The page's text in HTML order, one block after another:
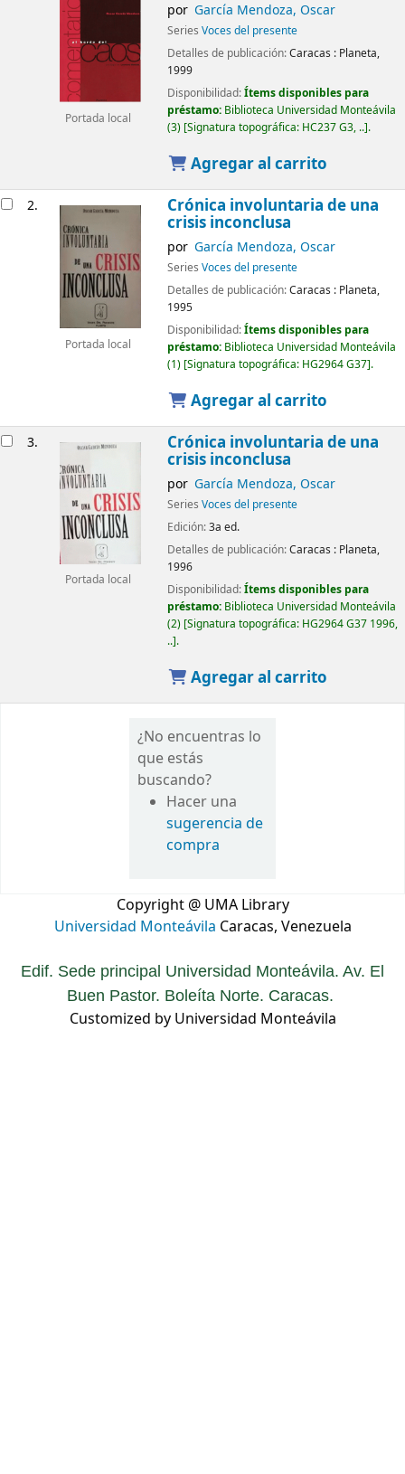
Portada local
por García Mendoza, Oscar
Series Voces del presente
Detalles de publicación:Caracas : Planeta,
1999
Disponibilidad:Ítems disponibles para
préstamo: Biblioteca Universidad Monteávila
(3) Signatura topográfica: HC237 G3, .. .
Agregar al carrito
2.
Portada local
Crónica involuntaria de una
crisis inconclusa
por García Mendoza, Oscar
Series Voces del presente
Detalles de publicación:Caracas : Planeta,
1995
Disponibilidad:Ítems disponibles para
préstamo: Biblioteca Universidad Monteávila
(1) Signatura topográfica: HG2964 G37 .
Agregar al carrito
3.
Portada local
Crónica involuntaria de una
crisis inconclusa
por García Mendoza, Oscar
Series Voces del presente
Edición:3a ed.
Detalles de publicación:Caracas : Planeta,
1996
Disponibilidad:Ítems disponibles para
préstamo: Biblioteca Universidad Monteávila
(2) Signatura topográfica: HG2964 G37 1996,
.. .
Agregar al carrito
¿No encuentras lo
que estás
buscando?
Hacer una
sugerencia de
compra
Copyright @ UMA Library
Universidad Monteávila Caracas, Venezuela
Edif. Sede principal Universidad Monteávila. Av. El
Buen Pastor. Boleíta Norte. Caracas.
Customized by Universidad Monteávila